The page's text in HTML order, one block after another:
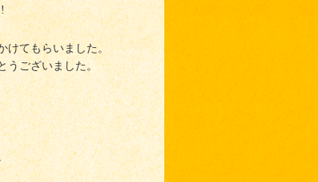
けてもらいました。
うございました。